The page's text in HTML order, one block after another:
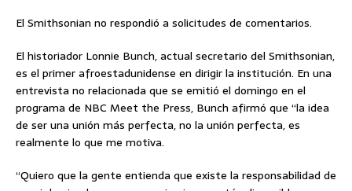
El Smithsonian no respondió a solicitudes de comentarios.
El historiador Lonnie Bunch, actual secretario del Smithsonian,
es el primer afroestadunidense en dirigir la institución. En una
entrevista no relacionada que se emitió el domingo en el
programa de NBC Meet the Press, Bunch afirmó que “la idea
de ser una unión más perfecta, no la unión perfecta, es
realmente lo que me motiva.
“Quiero que la gente entienda que existe la responsabilidad de